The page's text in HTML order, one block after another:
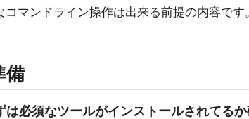
コマンドライン操作は出来る前提の内容です
備
は必須なツールがインストールされてるか